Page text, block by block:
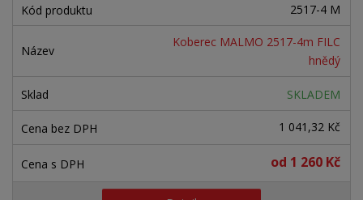
2517-4 M
Koberec MALMO 2517-4m FILC
hnědý
SKLADEM
1 041,32 Kč
od 1 260 Kč